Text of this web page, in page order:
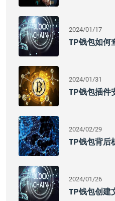
2024/01/17
TP钱包如何
2024/01/31
TP钱包插件
2024/02/29
TP钱包背后
2024/01/26
TP钱包创建